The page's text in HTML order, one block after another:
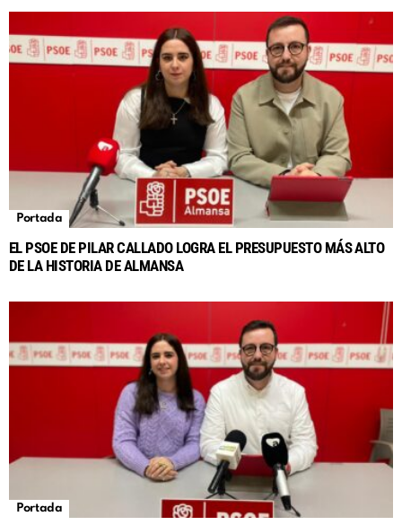
Portada
EL PSOE DE PILAR CALLADO LOGRA EL PRESUPUESTO MÁS ALTO
DE LA HISTORIA DE ALMANSA
Portada